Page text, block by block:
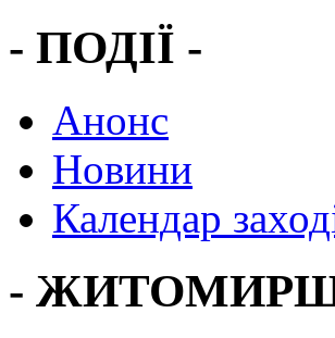
- ПОДІЇ -
Анонс
Новини
Календар
-